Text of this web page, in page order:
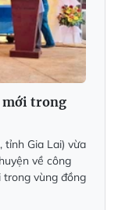
mới trong
tỉnh Gia Lai) vừa
về công
trong vùng đồng